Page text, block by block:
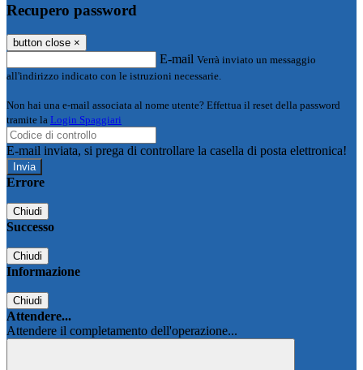
Recupero password
button close ×
E-mail Verrà inviato un messaggio
all'indirizzo indicato con le istruzioni necessarie.
Non hai una e-mail associata al nome utente? Effettua il reset della password
tramite la Login Spaggiari
E-mail inviata, si prega di controllare la casella di posta elettronica!
Errore
Chiudi
Successo
Chiudi
Informazione
Chiudi
Attendere...
Attendere il completamento dell'operazione...